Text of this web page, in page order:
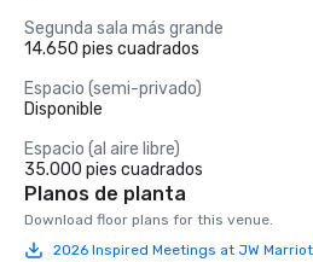
Segunda sala más grande
14.650 pies cuadrados
Espacio (semi-privado)
Disponible
Espacio (al aire libre)
35.000 pies cuadrados
Planos de planta
Download floor plans for this venue.
2026 Inspired Meetings at JW